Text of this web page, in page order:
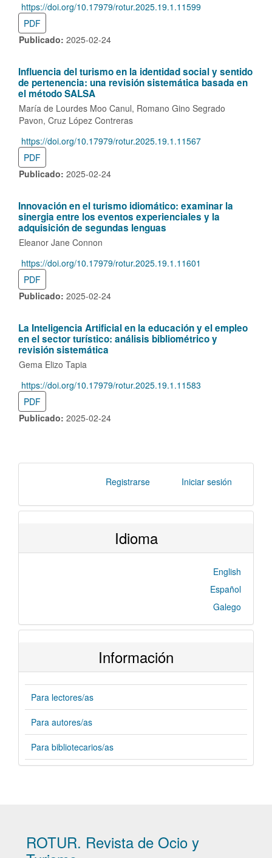
https://doi.org/10.17979/rotur.2025.19.1.11599
PDF
Publicado: 2025-02-24
Influencia del turismo en la identidad social y sentido
de pertenencia: una revisión sistemática basada en
el método SALSA
María de Lourdes Moo Canul Romano Gino Segrado
Pavon Cruz López Contreras
https://doi.org/10.17979/rotur.2025.19.1.11567
PDF
Publicado: 2025-02-24
Innovación en el turismo idiomático: examinar la
sinergia entre los eventos experienciales y la
adquisición de segundas lenguas
Eleanor Jane Connon
https://doi.org/10.17979/rotur.2025.19.1.11601
PDF
Publicado: 2025-02-24
La Inteligencia Artificial en la educación y el empleo
en el sector turístico: análisis bibliométrico y
revisión sistemática
Gema Elizo Tapia
https://doi.org/10.17979/rotur.2025.19.1.11583
PDF
Publicado: 2025-02-24
Registrarse Iniciar sesión
Idioma
English
Español
Galego
Información
Para lectores/as
Para autores/as
Para bibliotecarios/as
ROTUR. Revista de Ocio y